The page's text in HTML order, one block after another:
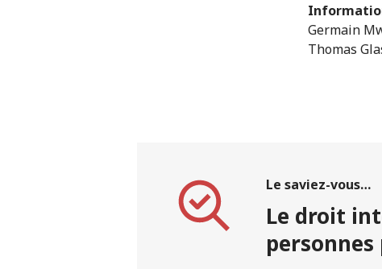
Germain
Thomas
Le saviez-vous…
Le droit